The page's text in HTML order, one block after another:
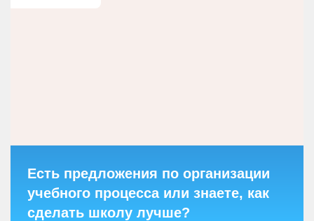
Есть предложения по организации
учебного процесса или знаете, как
сделать школу лучше?